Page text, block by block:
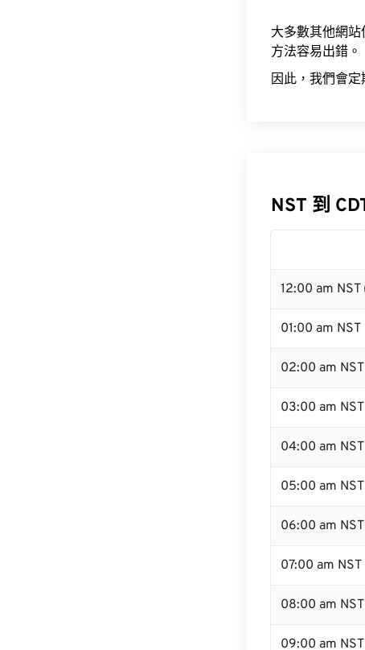
大多數其他網
方法容易出錯。
因此，我們會
NST 到
12:00 am NST
01:00 am NST
02:00 am NST
03:00 am NST
04:00 am NST
05:00 am NST
06:00 am NST
07:00 am NST
08:00 am NST
09:00 am NST